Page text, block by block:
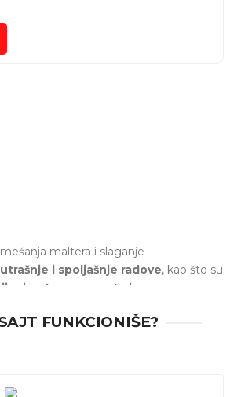
maltera i slaganje
i spoljašnje radove, kao što su
otvora za vrata i prozore,
hidroizolacijeipostavljanje temelja.
koji su motivisani, slobodni u
FUNKCIONIŠE?